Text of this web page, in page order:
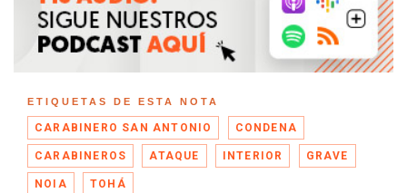
ETIQUETAS DE ESTA NOTA
CARABINERO SAN ANTONIO CONDENA
CARABINEROS ATAQUE INTERIOR GRAVE
NOIA TOHÁ